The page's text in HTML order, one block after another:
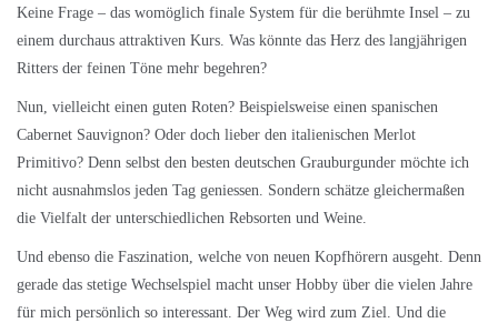
Keine Frage – das womöglich finale System für die berühmte Insel – zu
einem durchaus attraktiven Kurs. Was könnte das Herz des langjährigen
Ritters der feinen Töne mehr begehren?
Nun, vielleicht einen guten Roten? Beispielsweise einen spanischen
Cabernet Sauvignon? Oder doch lieber den italienischen Merlot
Primitivo? Denn selbst den besten deutschen Grauburgunder möchte ich
nicht ausnahmslos jeden Tag geniessen. Sondern schätze gleichermaßen
die Vielfalt der unterschiedlichen Rebsorten und Weine.
Und ebenso die Faszination, welche von neuen Kopfhörern ausgeht. Denn
gerade das stetige Wechselspiel macht unser Hobby über die vielen Jahre
für mich persönlich so interessant. Der Weg wird zum Ziel. Und die